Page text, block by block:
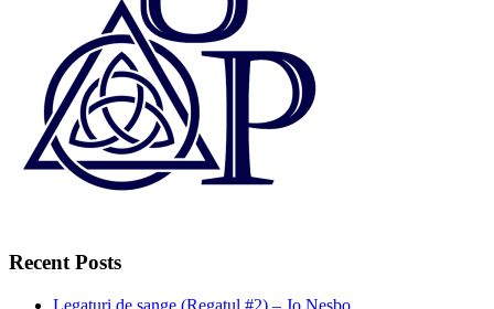
Recent Posts
Legaturi de sange (Regatul #2) – Jo Nesbo